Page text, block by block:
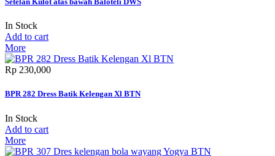
In Stock
Add to cart
More
Rp‎ 230,000
BPR 282 Dress Batik Kelengan Xl BTN
In Stock
Add to cart
More